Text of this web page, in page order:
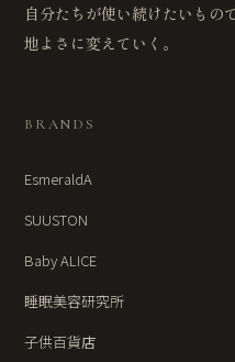
自分たちが使い続けたいもの
地よさに変えていく。
BRANDS
EsmeraldA
SUUSTON
Baby ALICE
睡眠美容研究所
子供百貨店